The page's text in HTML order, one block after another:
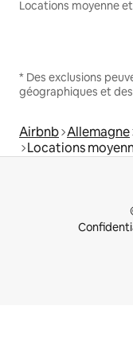
* Des exclusions
géographiques et
Airbnb Allemagne
Locations